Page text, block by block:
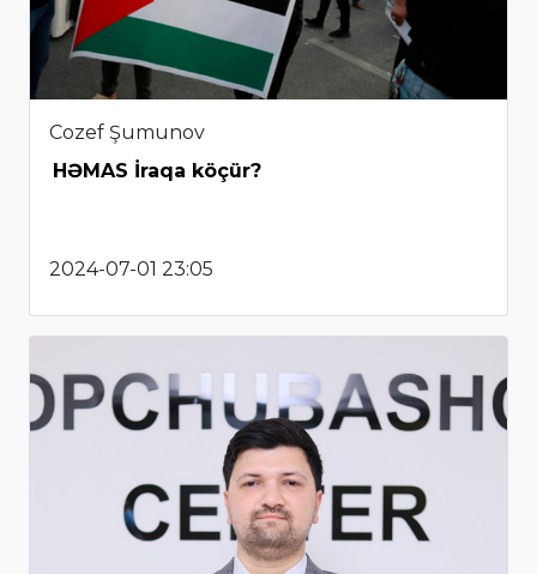
Cozef Şumunov
HƏMAS İraqa köçür?
2024-07-01 23:05